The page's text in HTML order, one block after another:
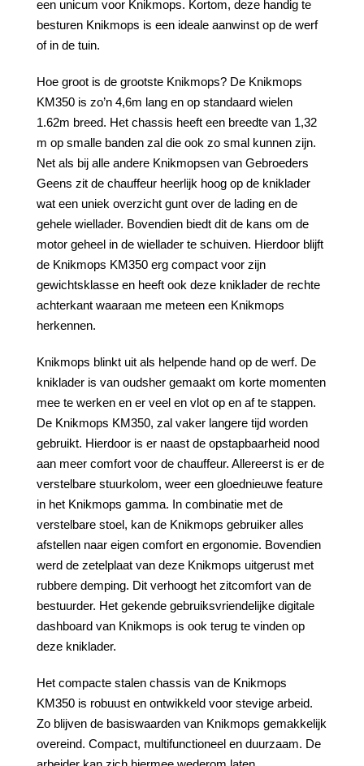
een unicum voor Knikmops. Kortom, deze handig te
besturen Knikmops is een ideale aanwinst op de werf
of in de tuin.
Hoe groot is de grootste Knikmops? De Knikmops
KM350 is zo’n 4,6m lang en op standaard wielen
1.62m breed. Het chassis heeft een breedte van 1,32
m op smalle banden zal die ook zo smal kunnen zijn.
Net als bij alle andere Knikmopsen van Gebroeders
Geens zit de chauffeur heerlijk hoog op de kniklader
wat een uniek overzicht gunt over de lading en de
gehele wiellader. Bovendien biedt dit de kans om de
motor geheel in de wiellader te schuiven. Hierdoor blijft
de Knikmops KM350 erg compact voor zijn
gewichtsklasse en heeft ook deze kniklader de rechte
achterkant waaraan me meteen een Knikmops
herkennen.
Knikmops blinkt uit als helpende hand op de werf. De
kniklader is van oudsher gemaakt om korte momenten
mee te werken en er veel en vlot op en af te stappen.
De Knikmops KM350, zal vaker langere tijd worden
gebruikt. Hierdoor is er naast de opstapbaarheid nood
aan meer comfort voor de chauffeur. Allereerst is er de
verstelbare stuurkolom, weer een gloednieuwe feature
in het Knikmops gamma. In combinatie met de
verstelbare stoel, kan de Knikmops gebruiker alles
afstellen naar eigen comfort en ergonomie. Bovendien
werd de zetelplaat van deze Knikmops uitgerust met
rubbere demping. Dit verhoogt het zitcomfort van de
bestuurder. Het gekende gebruiksvriendelijke digitale
dashboard van Knikmops is ook terug te vinden op
deze kniklader.
Het compacte stalen chassis van de Knikmops
KM350 is robuust en ontwikkeld voor stevige arbeid.
Zo blijven de basiswaarden van Knikmops gemakkelijk
overeind. Compact, multifunctioneel en duurzaam. De